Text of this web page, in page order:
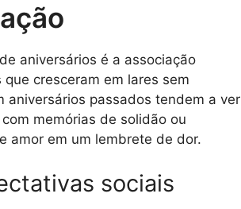
aniversários é a associação
cresceram em lares sem
passados tendem a ver
memórias de solidão ou
amor em um lembrete de dor.
sociais